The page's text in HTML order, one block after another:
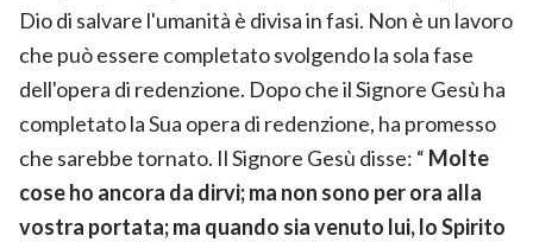
Dio di salvare l'umanità è divisa in fasi. Non è un lavoro
che può essere completato svolgendo la sola fase
dell'opera di redenzione. Dopo che il Signore Gesù ha
completato la Sua opera di redenzione, ha promesso
che sarebbe tornato. Il Signore Gesù disse: “ Molte
cose ho ancora da dirvi; ma non sono per ora alla
vostra portata; ma quando sia venuto lui, lo Spirito